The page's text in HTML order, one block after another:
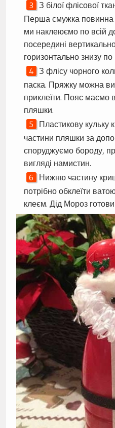
З білої флісової
Перша смужка повинна
ми наклеюємо по всій
посередині
горизонтально знизу
З флісу чорного
паска. Пряжку можна
приклеїти. Пояс маємо
пляшки.
Пластикову кульку
частини пляшки за
споруджуємо бороду,
вигляді намистин.
Нижню частину
потрібно обклеїти
клеєм. Дід Мороз